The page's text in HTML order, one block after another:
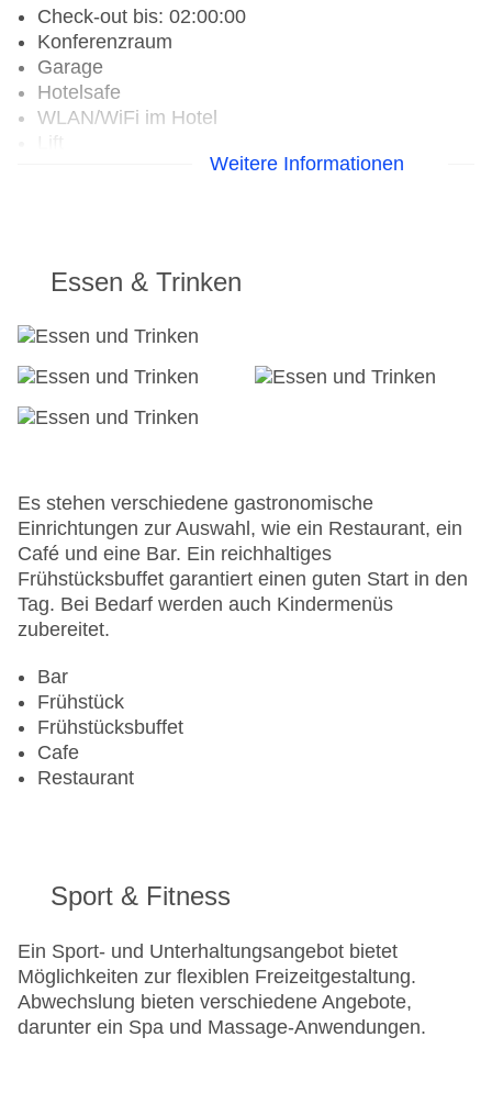
Check-out bis: 02:00:00
Konferenzraum
Garage
Hotelsafe
WLAN/WiFi im Hotel
Lift
Anzahl der Konferenzräume: 1
Landeskategorie: 4 Sterne
Weitere Informationen
Essen & Trinken
Es stehen verschiedene gastronomische
Einrichtungen zur Auswahl, wie ein Restaurant, ein
Café und eine Bar. Ein reichhaltiges
Frühstücksbuffet garantiert einen guten Start in den
Tag. Bei Bedarf werden auch Kindermenüs
zubereitet.
Bar
Frühstück
Frühstücksbuffet
Cafe
Restaurant
Sport & Fitness
Ein Sport- und Unterhaltungsangebot bietet
Möglichkeiten zur flexiblen Freizeitgestaltung.
Abwechslung bieten verschiedene Angebote,
darunter ein Spa und Massage-Anwendungen.